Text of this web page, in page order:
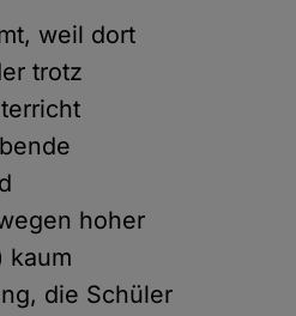
weil dort
trotz
hoher
kaum
die Schüler